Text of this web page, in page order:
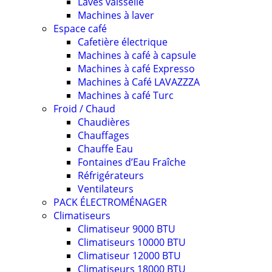
Machines à laver
Espace café
Cafetière électrique
Machines à café à capsule
Machines à café Expresso
Machines à Café LAVAZZZA
Machines à café Turc
Froid / Chaud
Chaudières
Chauffages
Chauffe Eau
Fontaines d’Eau Fraîche
Réfrigérateurs
Ventilateurs
PACK ÉLECTROMÉNAGER
Climatiseurs
Climatiseur 9000 BTU
Climatiseurs 10000 BTU
Climatiseur 12000 BTU
Climatiseurs 18000 BTU